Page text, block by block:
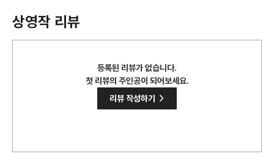
상영작 리뷰
등록된 리뷰가 없습니다.
첫 리뷰의 주인공이 되어보세요.
리뷰 작성하기 >